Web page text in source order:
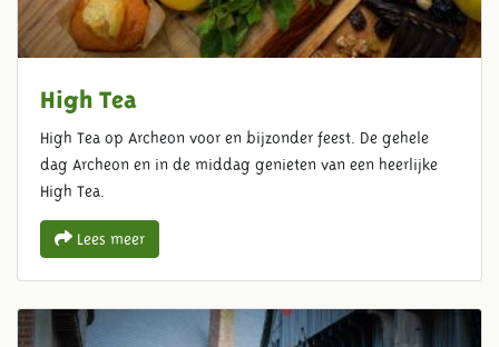
High Tea
High Tea op Archeon voor en bijzonder feest. De gehele
dag Archeon en in de middag genieten van een heerlijke
High Tea.
Lees meer